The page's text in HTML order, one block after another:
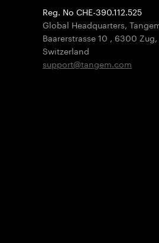
Reg. No CHE-390.112.525
Global Headquarters,
Baarerstrasse 10 , 6300 Zug,
Switzerland
support@tangem.com